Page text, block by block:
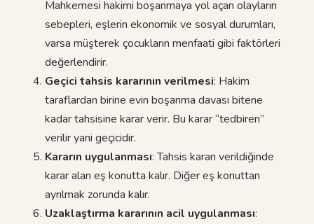
Mahkemesi hakimi boşanmaya yol açan olayların
sebepleri, eşlerin ekonomik ve sosyal durumları,
varsa müşterek çocukların menfaati gibi faktörleri
değerlendirir.
Geçici tahsis kararının verilmesi: Hakim
taraflardan birine evin boşanma davası bitene
kadar tahsisine karar verir. Bu karar “tedbiren”
verilir yani geçicidir.
Kararın uygulanması: Tahsis kararı verildiğinde
karar alan eş konutta kalır. Diğer eş konuttan
ayrılmak zorunda kalır.
Uzaklaştırma kararının acil uygulanması: